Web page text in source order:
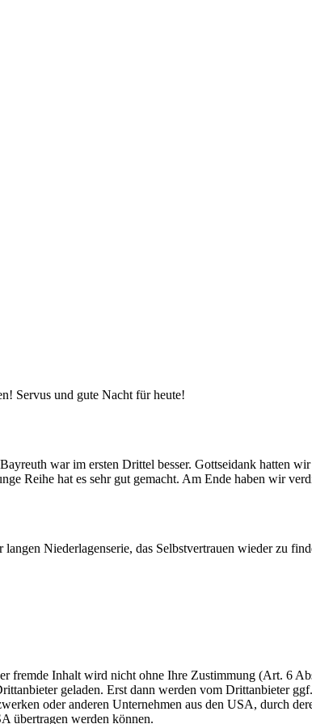
Servus und gute Nacht für heute!
war im ersten Drittel besser. Gottseidank hatten
Reihe hat es sehr gut gemacht. Am Ende haben wir
Niederlagenserie, das Selbstvertrauen wieder zu
fremde Inhalt wird nicht ohne Ihre Zustimmung (Art. 6
geladen. Erst dann werden vom Drittanbieter
oder anderen Unternehmen aus den USA, durch
übertragen werden können.